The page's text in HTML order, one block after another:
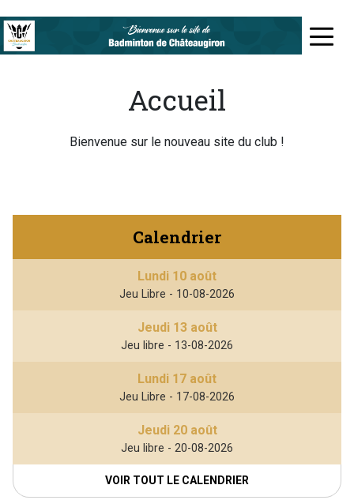
au
contenu
≡
Accueil
Bienvenue sur le nouveau site du club !
Calendrier
Lundi 10 août
Jeu Libre - 10-08-2026
Jeudi 13 août
Jeu libre - 13-08-2026
Lundi 17 août
Jeu Libre - 17-08-2026
Jeudi 20 août
Jeu libre - 20-08-2026
VOIR TOUT LE CALENDRIER